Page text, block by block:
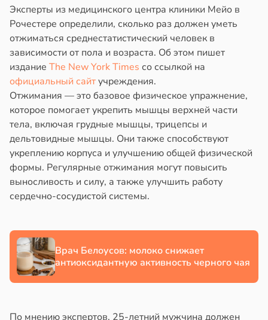
в20:58
Эксперты из медицинского центра клиники Мейо в
Рочестере определили, сколько раз должен уметь
отжиматься среднестатистический человек в
зависимости от пола и возраста. Об этом пишет
издание The New York Times со ссылкой на
официальный сайтучреждения.
Отжимания — это базовое физическое упражнение,
которое помогает укрепить мышцы верхней части
тела, включая грудные мышцы, трицепсы и
дельтовидные мышцы. Они также способствуют
укреплению корпуса и улучшению общей физической
формы. Регулярные отжимания могут повысить
выносливость и силу, а также улучшить работу
сердечно-сосудистой системы.
Врач Белоусов: молоко снижает
антиоксидантную активность черного чая
По мнению экспертов, 25-летний мужчина должен
20:45